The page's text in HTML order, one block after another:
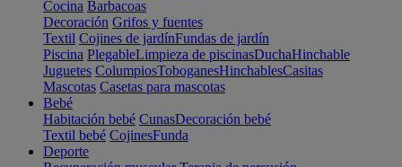
Cocina Barbacoas
Decoración Grifos y fuentes
Textil Cojines de jardínFundas de jardín
Piscina PlegableLimpieza de piscinasDuchaHinchable
Juguetes ColumpiosToboganesHinchablesCasitas
Mascotas Casetas para mascotas
Bebé
Habitación bebé CunasDecoración bebé
Textil bebé CojinesFunda
Deporte